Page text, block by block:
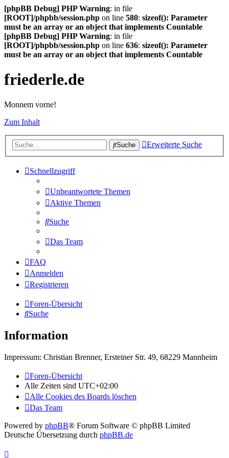
[phpBB Debug] PHP Warning: in file
[ROOT]/phpbb/session.php on line 580: sizeof(): Parameter
must be an array or an object that implements Countable
[phpBB Debug] PHP Warning: in file
[ROOT]/phpbb/session.php on line 636: sizeof(): Parameter
must be an array or an object that implements Countable
friederle.de
Monnem vorne!
Zum Inhalt
Suche Erweiterte Suche
Schnellzugriff
Unbeantwortete Themen
Aktive Themen
Suche
Das Team
FAQ
Anmelden
Registrieren
Foren-Übersicht
Suche
Information
Impressum: Christian Brenner, Ersteiner Str. 49, 68229 Mannheim
Foren-Übersicht
Alle Zeiten sind UTC+02:00
Alle Cookies des Boards löschen
Das Team
Powered by phpBB® Forum Software © phpBB Limited
Deutsche Übersetzung durch phpBB.de